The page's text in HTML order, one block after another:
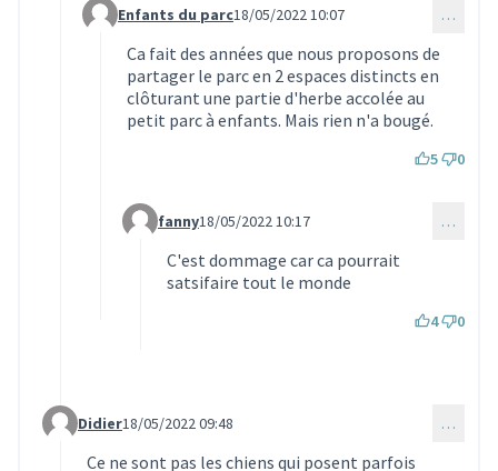
Commentaire 1504 (réponse au commentaire 1491)
Enfants du parc18/05/2022 10:07 …
Ca fait des années que nous proposons de
partager le parc en 2 espaces distincts en
clôturant une partie d'herbe accolée au
petit parc à enfants. Mais rien n'a bougé.
5 0
Commentaire 1506 (réponse au commentaire
fanny18/05/2022 10:17 …
C'est dommage car ca pourrait
satsifaire tout le monde
4 0
Commentaire 1497 (réponse au commentaire 1454)
Didier18/05/2022 09:48 …
Ce ne sont pas les chiens qui posent parfois